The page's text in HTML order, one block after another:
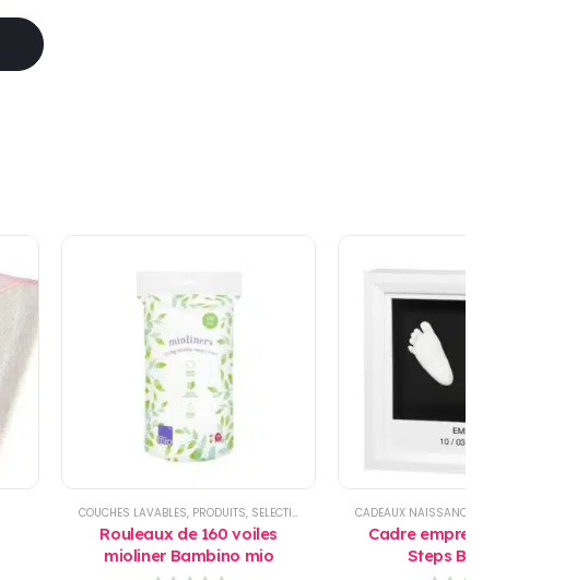
COUCHES LAVABLES, PRODUITS, SELECTIONS TOILETTE
Rouleaux de 160 voiles
mioliner Bambino mio
CADEAUX NAISSANCE
Cadre empreinte My little
Steps Baby art